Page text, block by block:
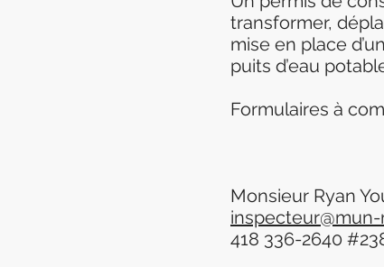
transformer,
mise en place
puits d’eau
Formulaires à
Monsieur Ryan
418 336-2640